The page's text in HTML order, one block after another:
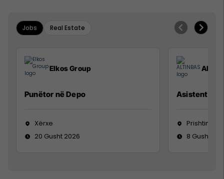
Jobs Real Estate
Elkos Group
Punëtor në Depo
Xërxe
20 Gusht 2026
Asistente e
Prishtinë
8 Gusht